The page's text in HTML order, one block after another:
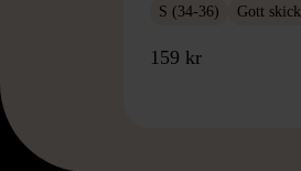
S (34-36) Gott skick
159 kr